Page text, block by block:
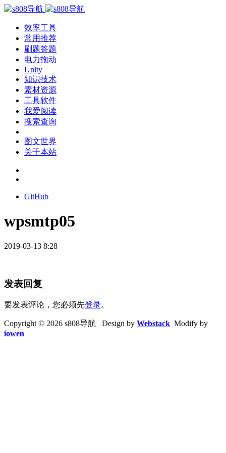
效率工具
常用推荐
刷题答题
电力拖动
Unity
知识技术
素材资源
工具软件
我爱阅读
搜索查询
图文世界
关于本站
GitHub
wpsmtp05
2019-03-13 8:28
发表回复
要发表评论，您必须先登录。
Copyright © 2026 s808导航 Design by Webstack Modify by
iowen